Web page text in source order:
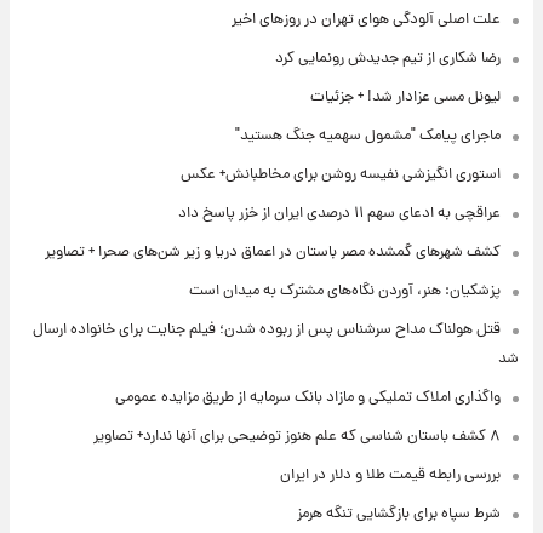
علت اصلی آلودگی هوای تهران در روزهای اخیر
رضا شکاری از تیم جدیدش رونمایی کرد
لیونل مسی عزادار شد! + جزئیات
ماجرای پیامک "مشمول سهمیه جنگ هستید"
استوری انگیزشی نفیسه روشن برای مخاطبانش+ عکس
عراقچی به ادعای سهم ۱۱ درصدی ایران از خزر پاسخ داد
کشف شهرهای گمشده مصر باستان در اعماق دریا و زیر شن‌های صحرا + تصاویر
پزشکیان: هنر، آوردن نگاه‌های مشترک به میدان است
قتل هولناک مداح سرشناس پس از ربوده شدن؛ فیلم جنایت برای خانواده ارسال
شد
واگذاری املاک تملیکی و مازاد بانک سرمایه از طریق مزایده عمومی
۸ کشف باستان شناسی که علم هنوز توضیحی برای آنها ندارد+ تصاویر
بررسی رابطه قیمت طلا و دلار در ایران
شرط سپاه برای بازگشایی تنگه هرمز